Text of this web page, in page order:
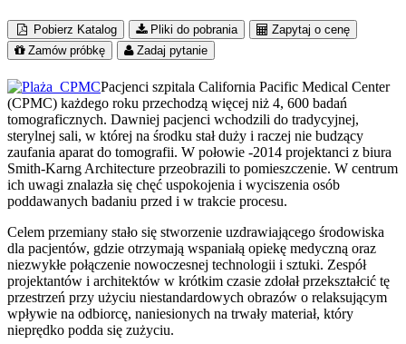
Pobierz Katalog Pliki do pobrania
Zapytaj o cenę
Zamów próbkę
Zadaj pytanie
Pacjenci szpitala California Pacific Medical Center
(CPMC) każdego roku przechodzą więcej niż 4, 600 badań
tomograficznych. Dawniej pacjenci wchodzili do tradycyjnej,
sterylnej sali, w której na środku stał duży i raczej nie budzący
zaufania aparat do tomografii. W połowie -2014 projektanci z biura
Smith-Karng Architecture przeobrazili to pomieszczenie. W centrum
ich uwagi znalazła się chęć uspokojenia i wyciszenia osób
poddawanych badaniu przed i w trakcie procesu.
Celem przemiany stało się stworzenie uzdrawiającego środowiska
dla pacjentów, gdzie otrzymają wspaniałą opiekę medyczną oraz
niezwykłe połączenie nowoczesnej technologii i sztuki. Zespół
projektantów i architektów w krótkim czasie zdołał przekształcić tę
przestrzeń przy użyciu niestandardowych obrazów o relaksującym
wpływie na odbiorcę, naniesionych na trwały materiał, który
nieprędko podda się zużyciu.